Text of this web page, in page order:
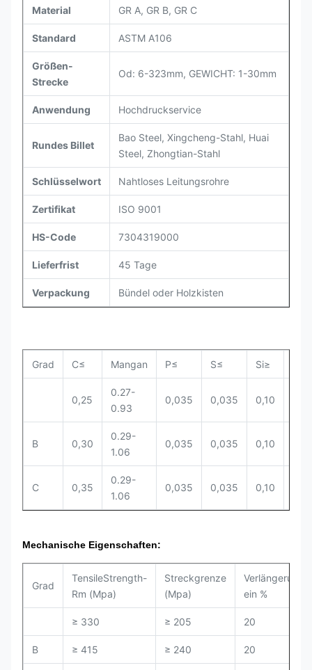
Material GR A, GR B, GR C
Standard ASTM A106
Größen-
Strecke
Od: 6-323mm, GEWICHT: 1-30mm
Anwendung Hochdruckservice
Rundes Billet
Bao Steel, Xingcheng-Stahl, Huai
Steel, Zhongtian-Stahl
Schlüsselwort Nahtloses Leitungsrohre
Zertifikat ISO 9001
HS-Code 7304319000
Lieferfrist 45 Tage
Verpackung Bündel oder Holzkisten
Grad C≤ Mangan P≤ S≤ Si≥
0,25
0.27-
0.93
0,035 0,035 0,10
B 0,30
0.29-
1.06
0,035 0,035 0,10
C 0,35
0.29-
1.06
0,035 0,035 0,10
Mechanische Eigenschaften:
Grad
TensileStrength-
Rm (Mpa)
Streckgrenze
(Mpa)
Verlängerung
ein %
≥ 330 ≥ 205 20
B ≥ 415 ≥ 240 20